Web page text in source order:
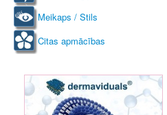
Meikaps / Stils
Citas apmācības